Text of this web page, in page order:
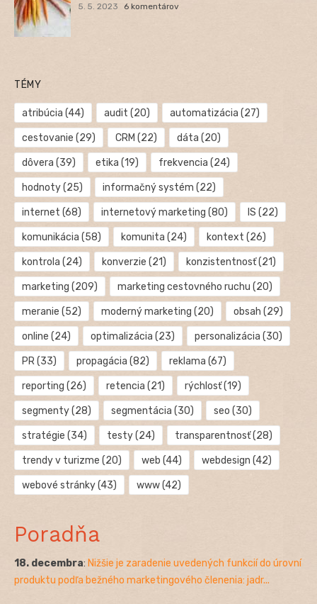
5. 5. 2023 6 komentárov
TÉMY
atribúcia (44) audit (20) automatizácia (27)
cestovanie (29) CRM (22) dáta (20)
dôvera (39) etika (19) frekvencia (24)
hodnoty(25) informačný systém (22)
internet (68) internetový marketing (80) IS (22)
komunikácia (58) komunita (24) kontext (26)
kontrola (24) konverzie (21) konzistentnosť(21)
marketing (209) marketing cestovného ruchu (20)
meranie (52) moderný marketing (20) obsah (29)
online (24) optimalizácia (23) personalizácia (30)
PR(33) propagácia (82) reklama (67)
reporting (26) retencia (21) rýchlosť(19)
segmenty(28) segmentácia (30) seo (30)
stratégie (34) testy(24) transparentnosť(28)
trendy v turizme (20) web (44) webdesign (42)
webové stránky(43) www(42)
Poradňa
18. decembra: Nižšie je zaradenie uvedených funkcií do úrovní
produktu podľa bežného marketingového členenia: jadr...